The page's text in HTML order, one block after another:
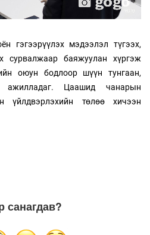
гэгээрүүлэх мэдээлэл түгээх,
сурвалжаар баяжуулан хүргэж
оюун бодлоор шүүн тунгаан,
ажилладаг. Цаашид чанарын
үйлдвэрлэхийн төлөө хичээн
санагдав?